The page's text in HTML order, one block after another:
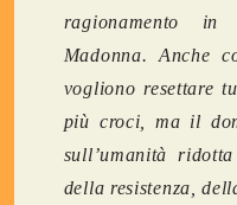
ragionamento
Madonna. Anche
vogliono resettare
più croci, ma il
sull’umanità
della resistenza,